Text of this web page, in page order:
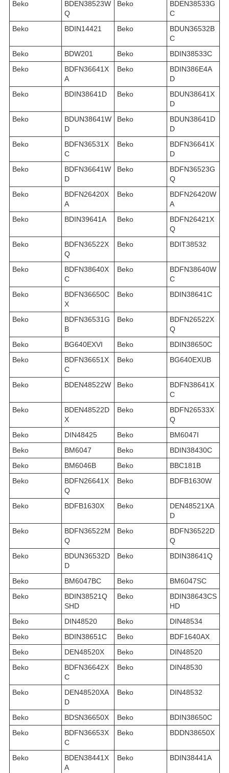
Beko
BDEN38523W
Q
Beko
BDEN38533G
C
Beko
BDIN14421 Beko
BDUN36532B
C
Beko
BDW201 Beko
BDIN38533C
Beko
BDFN36641X
A
Beko
BDIN386E4A
D
Beko
BDIN38641D Beko
BDUN38641X
D
Beko
BDUN38641W
D
Beko
BDUN38641D
D
Beko
BDFN36531X
C
Beko
BDFN36641X
D
Beko
BDFN36641W
D
Beko
BDFN36523G
Q
Beko
BDFN26420X
A
Beko
BDFN26420W
A
Beko
BDIN39641A Beko
BDFN26421X
Q
Beko
BDFN36522X
Q
Beko BDIT38532
Beko
BDFN38640X
C
Beko
BDFN38640W
C
Beko
BDFN36650C
X
Beko BDIN38641C
Beko
BDFN36531G
B
Beko
BDFN26522X
Q
Beko
BG640EXVI Beko
BDIN38650C
Beko
BDFN36651X
C
Beko BG640EXUB
Beko BDEN48522W Beko
BDFN38641X
C
Beko
BDEN48522D
X
Beko
BDFN26533X
Q
Beko
DIN48425 Beko
BM6047I
Beko
BM6047 Beko
BDIN38430C
Beko
BM6046B Beko
BBC181B
Beko
BDFN26641X
Q
Beko BDFB1630W
Beko BDFB1630X Beko
DEN48521XA
D
Beko
BDFN36522M
Q
Beko
BDFN36522D
Q
Beko
BDUN36532D
D
Beko BDIN38641Q
Beko BM6047BC Beko
BM6047SC
Beko
BDIN38521Q
SHD
Beko
BDIN38643CS
HD
Beko
DIN48520 Beko
DIN48534
Beko
BDIN38651C Beko
BDF1640AX
Beko
DEN48520X Beko
DIN48520
Beko
BDFN36642X
C
Beko DIN48530
Beko
DEN48520XA
D
Beko DIN48532
Beko BDSN36650X Beko
BDIN38650C
Beko
BDFN36653X
C
Beko BDDN38650X
Beko
BDEN38441X
A
Beko BDIN38441A